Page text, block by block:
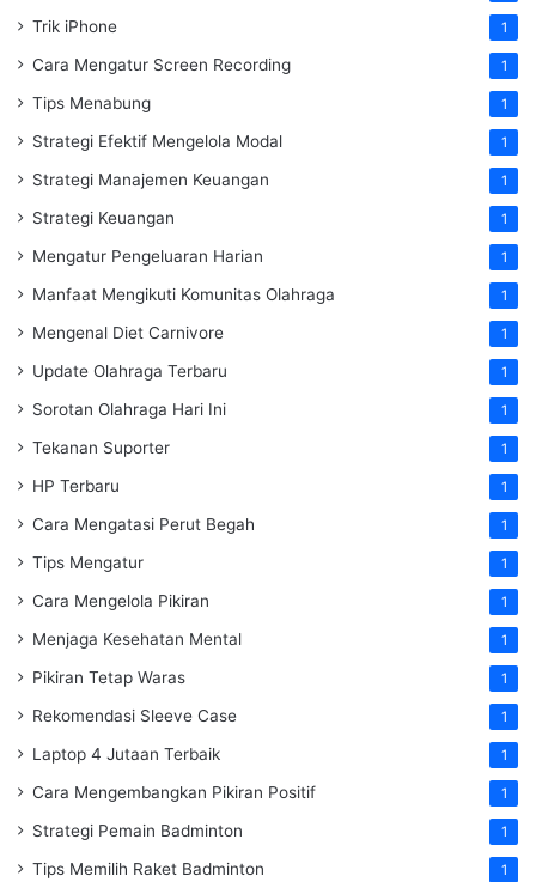
Trik iPhone 1
Cara Mengatur Screen Recording 1
Tips Menabung 1
Strategi Efektif Mengelola Modal 1
Strategi Manajemen Keuangan 1
Strategi Keuangan 1
Mengatur Pengeluaran Harian 1
Manfaat Mengikuti Komunitas Olahraga 1
Mengenal Diet Carnivore 1
Update Olahraga Terbaru 1
Sorotan Olahraga Hari Ini 1
Tekanan Suporter 1
HP Terbaru 1
Cara Mengatasi Perut Begah 1
Tips Mengatur 1
Cara Mengelola Pikiran 1
Menjaga Kesehatan Mental 1
Pikiran Tetap Waras 1
Rekomendasi Sleeve Case 1
Laptop 4 Jutaan Terbaik 1
Cara Mengembangkan Pikiran Positif 1
Strategi Pemain Badminton 1
Tips Memilih Raket Badminton 1